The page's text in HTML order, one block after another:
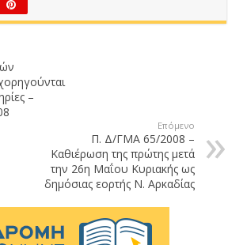
–
Επόμενο
Π. Δ/ΓΜΑ 65/2008 –
Καθιέρωση της πρώτης μετά
την 26η Μαΐου Κυριακής ως
δημόσιας εορτής Ν. Αρκαδίας